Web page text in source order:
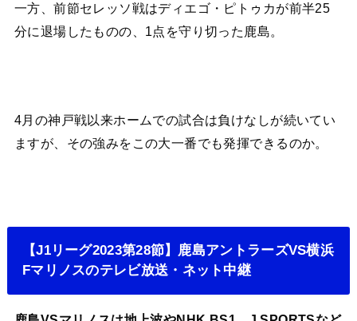
一方、前節セレッソ戦はディエゴ・ピトゥカが前半25
分に退場したものの、1点を守り切った鹿島。
4月の神戸戦以来ホームでの試合は負けなしが続いてい
ますが、その強みをこの大一番でも発揮できるのか。
【J1リーグ2023第28節】鹿島アントラーズVS横浜
Fマリノスのテレビ放送・ネット中継